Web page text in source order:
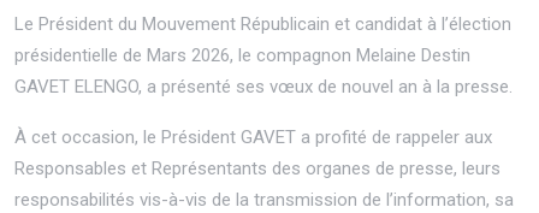
Le Président du Mouvement Républicain et candidat à l’élection
présidentielle de Mars 2026, le compagnon Melaine Destin
GAVET ELENGO, a présenté ses vœux de nouvel an à la presse.
À cet occasion, le Président GAVET a profité de rappeler aux
Responsables et Représentants des organes de presse, leurs
responsabilités vis-à-vis de la transmission de l’information, sa